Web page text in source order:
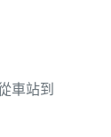
車站到